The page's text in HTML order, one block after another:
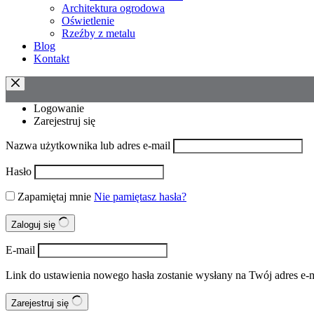
Architektura ogrodowa
Oświetlenie
Rzeźby z metalu
Blog
Kontakt
Logowanie
Zarejestruj się
Nazwa użytkownika lub adres e-mail
Hasło
Zapamiętaj mnie Nie pamiętasz hasła?
Zaloguj się
E-mail
Link do ustawienia nowego hasła zostanie wysłany na Twój adres e-
Zarejestruj się